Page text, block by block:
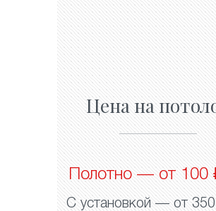
Цена на
Полотно — от 100
С установкой — от